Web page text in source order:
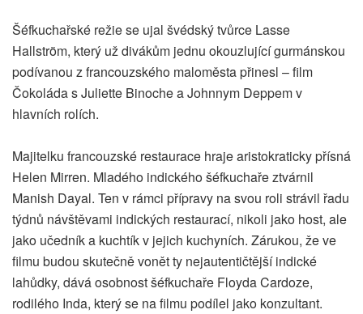
Šéfkuchařské režie se ujal švédský tvůrce Lasse
Hallström, který už divákům jednu okouzlující gurmánskou
podívanou z francouzského maloměsta přinesl – film
Čokoláda s Juliette Binoche a Johnnym Deppem v
hlavních rolích.
Majitelku francouzské restaurace hraje aristokraticky přísná
Helen Mirren. Mladého indického šéfkuchaře ztvárnil
Manish Dayal. Ten v rámci přípravy na svou roli strávil řadu
týdnů návštěvami indických restaurací, nikoli jako host, ale
jako učedník a kuchtík v jejich kuchyních. Zárukou, že ve
filmu budou skutečně vonět ty nejautentičtější indické
lahůdky, dává osobnost šéfkuchaře Floyda Cardoze,
rodilého Inda, který se na filmu podílel jako konzultant.